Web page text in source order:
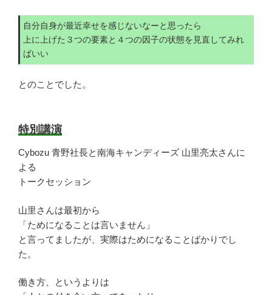
自分自身が最近幸せを感じないなーと思ったら
上に上げた３つの要素と４つの因子の状態を見直してみれ
ばいい
とのことでした。
特別講演
Cybozu 青野社長と南海キャンディーズ 山里亮太さんに
よる
トークセッション
山里さんは最初から
「ためになることは言いません」
と言ってましたが、実際はためになることばかりでし
た。
働き方、というよりは